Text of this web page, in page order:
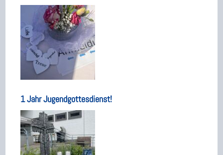
1 Jahr Jugendgottesdienst!